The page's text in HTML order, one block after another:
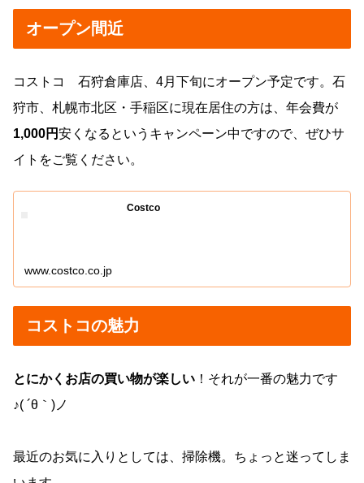
オープン間近
コストコ 石狩倉庫店、4月下旬にオープン予定です。石
狩市、札幌市北区・手稲区に現在居住の方は、年会費が
1,000円安くなるというキャンペーン中ですので、ぜひサ
イトをご覧ください。
Costco
www.costco.co.jp
コストコの魅力
とにかくお店の買い物が楽しい ！それが一番の魅力です
♪( ´θ｀)ノ
最近のお気に入りとしては、掃除機。ちょっと迷ってしま